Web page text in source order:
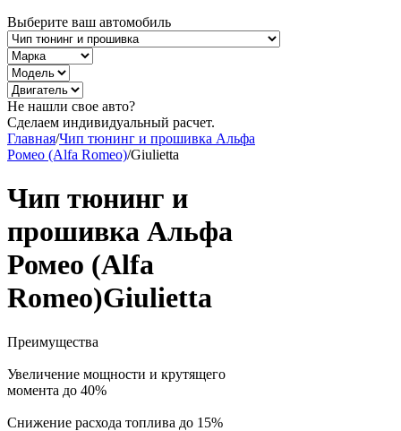
Выберите ваш автомобиль
Не нашли свое авто?
Сделаем индивидуальный расчет.
Главная/Чип тюнинг и прошивка Альфа
Ромео (Alfa Romeo)/Giulietta
Чип тюнинг и
прошивка Альфа
Ромео (Alfa
Romeo)Giulietta
Преимущества
Увеличение мощности и крутящего
момента до 40%
Снижение расхода топлива до 15%